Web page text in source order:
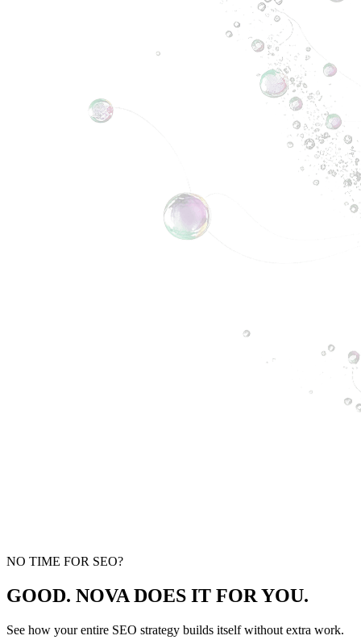
NO TIME FOR SEO?
GOOD. NOVA DOES IT FOR YOU.
See how your entire SEO strategy builds itself without extra work.